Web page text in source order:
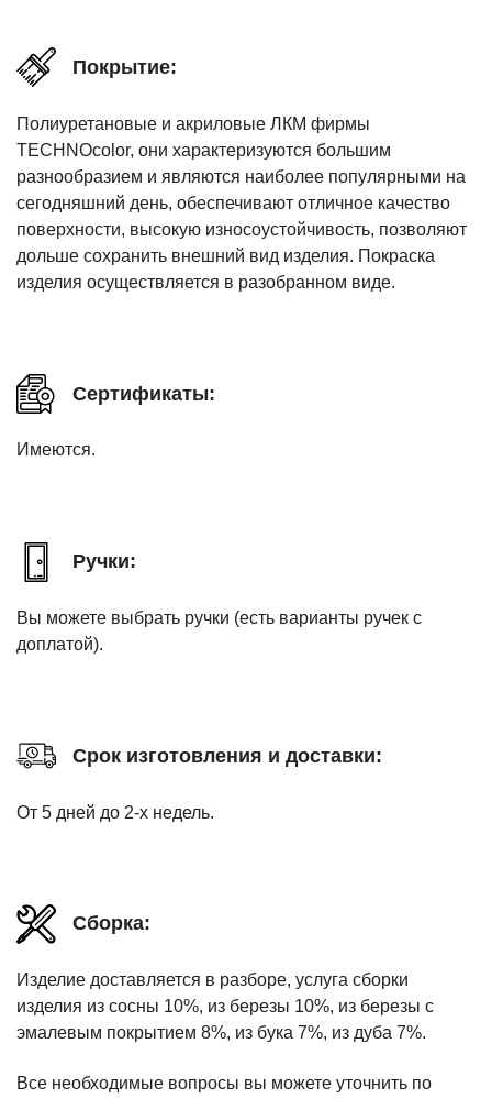
Покрытие:
Полиуретановые и акриловые ЛКМ фирмы
TECHNOcolor, они характеризуются большим
разнообразием и являются наиболее популярными на
сегодняшний день, обеспечивают отличное качество
поверхности, высокую износоустойчивость, позволяют
дольше сохранить внешний вид изделия. Покраска
изделия осуществляется в разобранном виде.
Сертификаты:
Имеются.
Ручки:
Вы можете выбрать ручки (есть варианты ручек с
доплатой).
Срок изготовления и доставки:
От 5 дней до 2-х недель.
Сборка:
Изделие доставляется в разборе, услуга сборки
изделия из сосны 10%, из березы 10%, из березы с
эмалевым покрытием 8%, из бука 7%, из дуба 7%.
Все необходимые вопросы вы можете уточнить по